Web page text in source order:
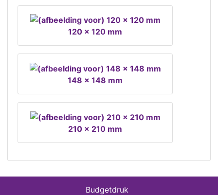
120 x 120 mm
148 x 148 mm
210 x 210 mm
Budgetdruk